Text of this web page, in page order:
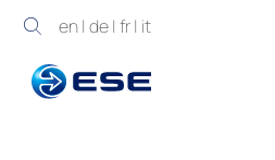
en| de| fr| it